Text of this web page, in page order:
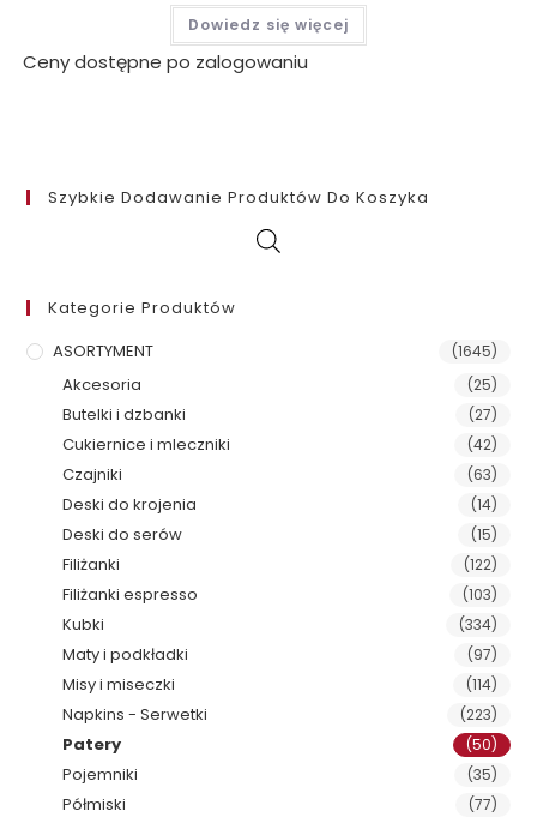
Dowiedz się więcej
Ceny dostępne po zalogowaniu
Szybkie Dodawanie Produktów Do Koszyka
Kategorie Produktów
ASORTYMENT
(1645)
Akcesoria (25)
Butelki i dzbanki (27)
Cukiernice i mleczniki (42)
Czajniki (63)
Deski do krojenia (14)
Deski do serów (15)
Filiżanki (122)
Filiżanki espresso (103)
Kubki (334)
Maty i podkładki (97)
Misy i miseczki (114)
Napkins - Serwetki (223)
Patery (50)
Pojemniki (35)
Półmiski (77)